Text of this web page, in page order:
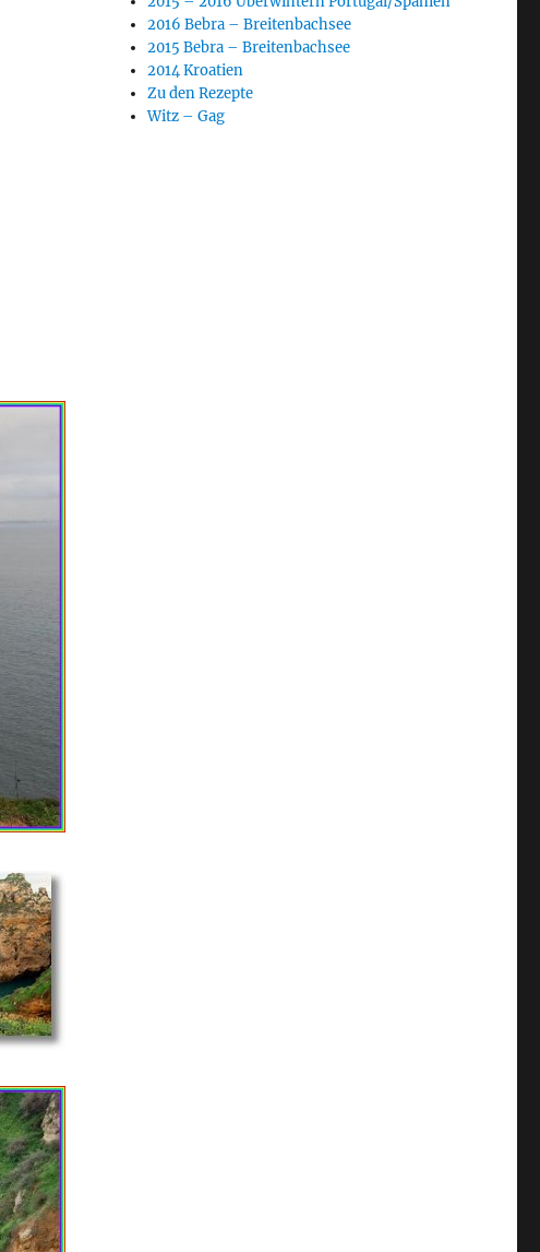
2016 Bebra – Breitenbachsee
2015 Bebra – Breitenbachsee
2014 Kroatien
Zu den Rezepte
Witz – Gag